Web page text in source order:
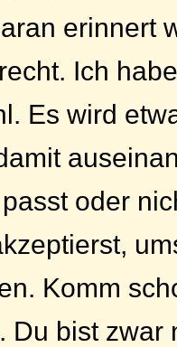
erinnert
Ich
Es wird
oder
Komm
Du bist zwar